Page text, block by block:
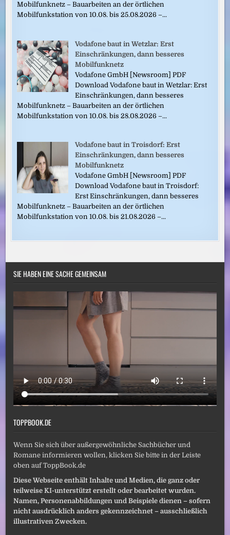
Mobilfunknetz – Bauarbeiten an der örtlichen
Mobilfunkstation von 10.08. bis 25.08.2026 –...
Vodafone baut in Wetzlar: Erst
Einschränkungen, dann besseres
Mobilfunknetz
Vodafone GmbH [Newsroom] PDF
Download Vodafone baut in Wetzlar: Erst
Einschränkungen, dann besseres
Mobilfunknetz – Bauarbeiten an der örtlichen
Mobilfunkstation von 10.08. bis 28.08.2026 –...
Vodafone baut in Troisdorf: Erst
Einschränkungen, dann besseres
Mobilfunknetz
Vodafone GmbH [Newsroom] PDF
Download Vodafone baut in Troisdorf:
Erst Einschränkungen, dann besseres
Mobilfunknetz – Bauarbeiten an der örtlichen
Mobilfunkstation von 10.08. bis 21.08.2026 –...
SIE HABEN EINE SACHE GEMEINSAM
TOPPBOOK.DE
Wenn Sie sich über außergewöhnliche Sachbücher und
Romane informieren wollen, klicken Sie bitte in der Leiste
oben auf ToppBook.de
Diese Webseite enthält Inhalte und Medien, die ganz oder
teilweise KI-unterstützt erstellt oder bearbeitet wurden.
Namen, Personenabbildungen und Beispiele dienen – sofern
nicht ausdrücklich anders gekennzeichnet – ausschließlich
illustrativen Zwecken.